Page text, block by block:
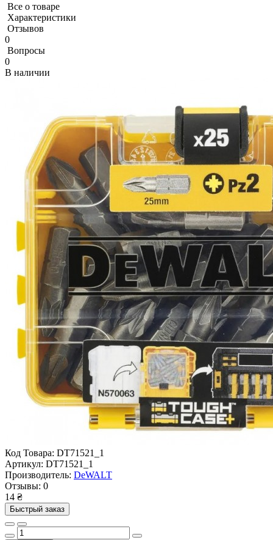
Все о товаре
Характеристики
Отзывов
0
Вопросы
0
В наличии
Код Товара: DT71521_1
Артикул: DT71521_1
Производитель: DeWALT
Отзывы: 0
14 ₴
Быстрый заказ